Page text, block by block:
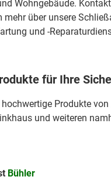
Wohngebäude.
mehr über unsere
und -
für Ihre
Produkte von
und weiteren
Bühler